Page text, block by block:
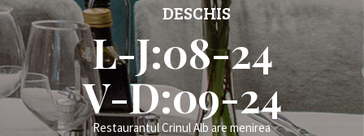
DESCHIS
L-J:08-24
V-D:09-24
Restaurantul Crinul Alb are menirea